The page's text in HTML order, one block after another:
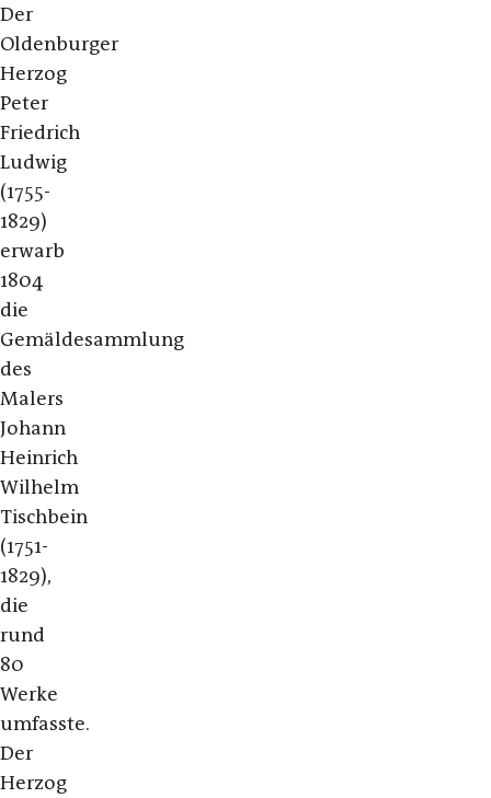
Der
Oldenburger
Herzog
Peter
Friedrich
Ludwig
(1755-
1829)
erwarb
1804
die
Gemäldesammlung
des
Malers
Johann
Heinrich
Wilhelm
Tischbein
(1751-
1829),
die
rund
80
Werke
umfasste.
Der
Herzog